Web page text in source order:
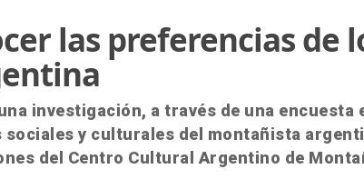
las preferencias de
investigación, a través de una encuesta
y culturales del montañista
del Centro Cultural Argentino de